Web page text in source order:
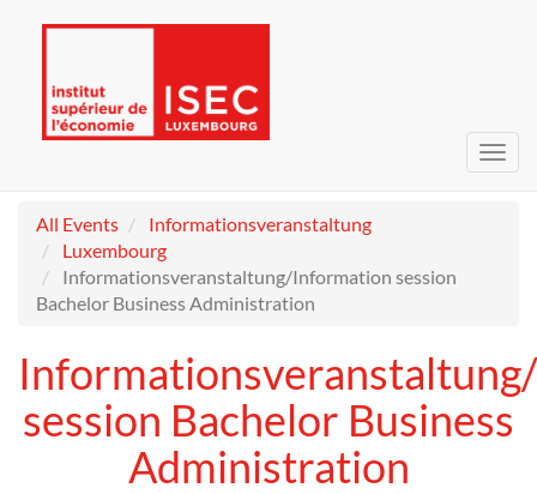
All Events
Informationsveranstaltung
Luxembourg
Informationsveranstaltung/Information session
Bachelor Business Administration
session Bachelor Business
Administration